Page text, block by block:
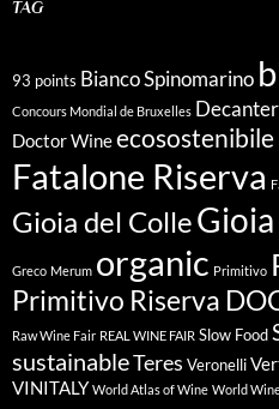
TAG
93 points Bianco Spinomarino
Concours Mondial de Bruxelles Decanter
Doctor Wineecosostenibile
Fatalone Riserva
Gioia del Colle
Greco Merum organic Primitivo
Primitivo Riserva
Raw Wine Fair REAL WINE FAIR Slow Food
sustainableTeres Veronelli
VINITALY World Atlas of Wine World